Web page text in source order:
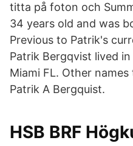
titta på foton och
34 years old and was
Previous to Patrik's
Patrik Bergqvist lived
Miami FL. Other
Patrik A Bergquist.
HSB BRF